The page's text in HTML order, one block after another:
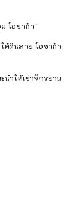
โอซาก้า"
ต้ดินสาย โอซาก้า
นำให้เช่าจักรยาน